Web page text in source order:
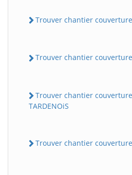
Trouver chantier couverture
Trouver chantier couverture
Trouver chantier couverture
TARDENOiS
Trouver chantier couverture